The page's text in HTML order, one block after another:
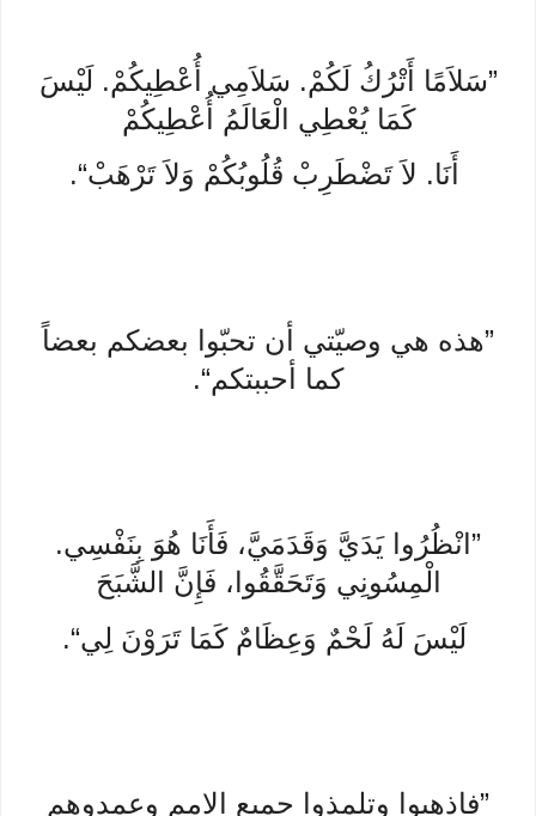
”سَلاَمًا أَتْرُكُ لَكُمْ. سَلاَمِي أُعْطِيكُمْ. لَيْسَ
كَمَا يُعْطِي الْعَالَمُ أُعْطِيكُمْ
أَنَا. لاَ تَضْطَرِبْ قُلُوبُكُمْ وَلاَ تَرْهَبْ“.
”هذه هي وصيّتي أن تحبّوا بعضكم بعضاً
كما أحببتكم“.
”انْظُرُوا يَدَيَّ وَقَدَمَيَّ، فَأَنَا هُوَ بِنَفْسِي.
الْمِسُونِي وَتَحَقَّقُوا، فَإِنَّ الشَّبَحَ
لَيْسَ لَهُ لَحْمٌ وَعِظَامٌ كَمَا تَرَوْنَ لِي“.
”فاذهبوا وتلمذوا جميع الامم وعمدوهم